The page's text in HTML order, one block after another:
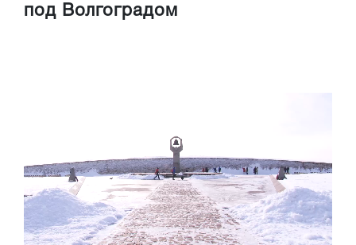
под Волгоградом